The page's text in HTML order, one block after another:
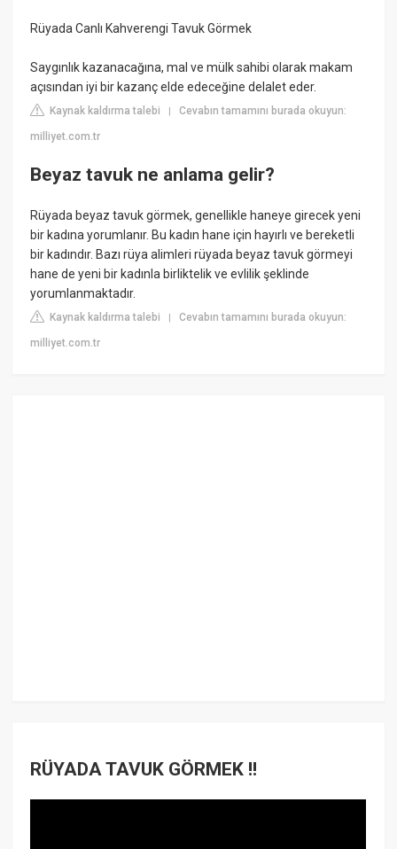
Rüyada Canlı Kahverengi Tavuk Görmek
Saygınlık kazanacağına, mal ve mülk sahibi olarak makam
açısından iyi bir kazanç elde edeceğine delalet eder.
Kaynak kaldırma talebi |Cevabın tamamını burada okuyun:
milliyet.com.tr
Beyaz tavuk ne anlama gelir?
Rüyada beyaz tavuk görmek, genellikle haneye girecek yeni
bir kadına yorumlanır. Bu kadın hane için hayırlı ve bereketli
bir kadındır. Bazı rüya alimleri rüyada beyaz tavuk görmeyi
hane de yeni bir kadınla birliktelik ve evlilik şeklinde
yorumlanmaktadır.
Kaynak kaldırma talebi |Cevabın tamamını burada okuyun:
milliyet.com.tr
RÜYADA TAVUK GÖRMEK !!